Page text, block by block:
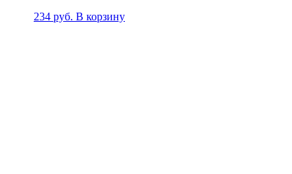
234 руб. В корзину